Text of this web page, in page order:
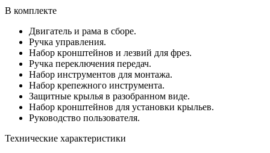
В комплекте
Двигатель и рама в сборе.
Ручка управления.
Набор кронштейнов и лезвий для фрез.
Ручка переключения передач.
Набор инструментов для монтажа.
Набор крепежного инструмента.
Защитные крылья в разобранном виде.
Набор кронштейнов для установки крыльев.
Руководство пользователя.
Технические характеристики